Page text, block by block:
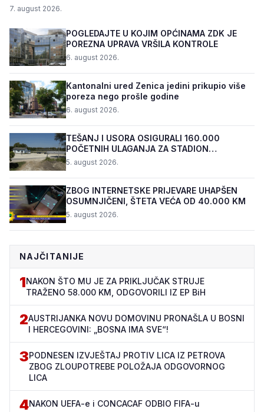
7. august 2026.
POGLEDAJTE U KOJIM OPĆINAMA ZDK JE
POREZNA UPRAVA VRŠILA KONTROLE
6. august 2026.
Kantonalni ured Zenica jedini prikupio više
poreza nego prošle godine
6. august 2026.
TEŠANJ I USORA OSIGURALI 160.000
POČETNIH ULAGANJA ZA STADION
„TOPOLIK“
5. august 2026.
ZBOG INTERNETSKE PRIJEVARE UHAPŠEN
OSUMNJIČENI, ŠTETA VEĆA OD 40.000 KM
5. august 2026.
NAJČITANIJE
1NAKON ŠTO MU JE ZA PRIKLJUČAK STRUJE
TRAŽENO 58.000 KM, ODGOVORILI IZ EP BiH
2AUSTRIJANKA NOVU DOMOVINU PRONAŠLA U BOSNI
I HERCEGOVINI: „BOSNA IMA SVE“!
3PODNESEN IZVJEŠTAJ PROTIV LICA IZ PETROVA
ZBOG ZLOUPOTREBE POLOŽAJA ODGOVORNOG
LICA
4NAKON UEFA-e i CONCACAF ODBIO FIFA-u